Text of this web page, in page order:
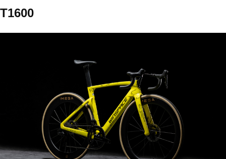
T1600